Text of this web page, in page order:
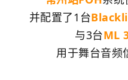
并配置了1台
与3台ML
用于舞台音频